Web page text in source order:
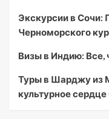
Экскурсии в Сочи:
Черноморского
Визы в Индию: Все,
Туры в Шарджу из
культурное